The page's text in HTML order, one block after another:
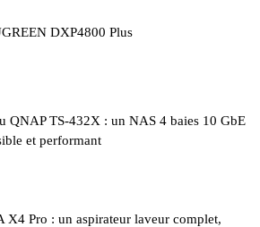
DXP4800 Plus
QNAP TS-432X : un NAS 4 baies 10 GbE
et performant
X4 Pro : un aspirateur laveur complet,